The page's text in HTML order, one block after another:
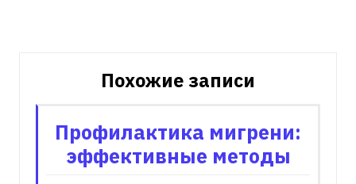
Похожие записи
Профилактика мигрени:
эффективные методы